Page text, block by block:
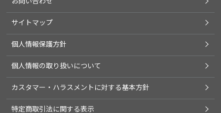
サイトマップ
個人情報保護方針
個人情報の取り扱いについて
カスタマー・ハラスメントに対する基本方針
特定商取引法に関する表示